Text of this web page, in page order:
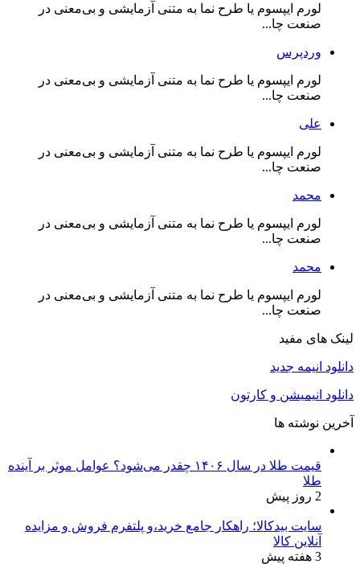
لورم ایپسوم یا طرح‌ نما به متنی آزمایشی و بی‌معنی در
صنعت چا...
وردپرس
لورم ایپسوم یا طرح‌ نما به متنی آزمایشی و بی‌معنی در
صنعت چا...
علی
لورم ایپسوم یا طرح‌ نما به متنی آزمایشی و بی‌معنی در
صنعت چا...
محمد
لورم ایپسوم یا طرح‌ نما به متنی آزمایشی و بی‌معنی در
صنعت چا...
محمد
لورم ایپسوم یا طرح‌ نما به متنی آزمایشی و بی‌معنی در
صنعت چا...
لینک های مفید
دانلود انیمه جدید
دانلود انیمیشن و کارتون
آخرین نوشته ها
قیمت طلا در سال ۱۴۰۶ چقدر می‌شود؟ عوامل موثر بر آینده
طلا
2 روز پیش
سایت بیدکالا؛ راهکار جامع خرید،و پلتفرم فروش و مزایده
آنلاین کالا
3 هفته پیش